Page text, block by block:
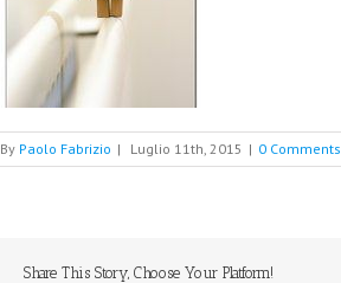
By Paolo Fabrizio | Luglio 11th, 2015 | 0 Comments
Share This Story, Choose Your Platform!